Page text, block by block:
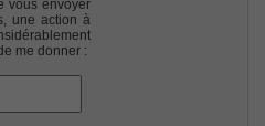
vous envoyer
une action à
me donner :